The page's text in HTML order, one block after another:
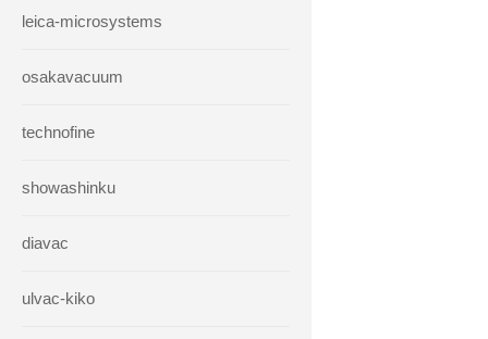
leica-microsystems
osakavacuum
technofine
showashinku
diavac
ulvac-kiko